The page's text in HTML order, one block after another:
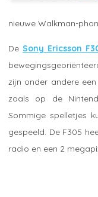
nieuwe Walkman-
De Sony Ericsson
zijn onder andere
zoals op de
Sommige spelletjes
gespeeld. De F305
radio en een 2